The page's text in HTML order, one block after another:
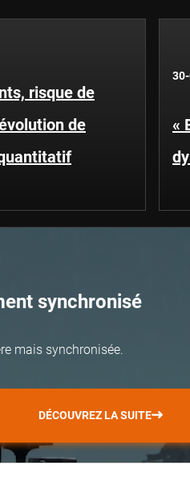
risque de
de
«
synchronisé
mais synchronisée.
DÉCOUVREZ LA SUITE